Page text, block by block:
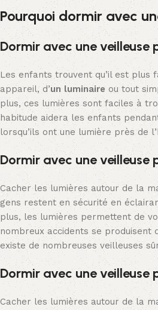
Pourquoi dormir avec
Dormir avec une veilleuse
Les enfants trouvent qu’il est plus
appareil, d’un luminaire ou tout
plus, ces lumières sont faciles à
habitude aidera les enfants
lorsqu’ils ont une lumière près de
Dormir avec une veilleuse
Cacher les lumières autour de la
gens restent en sécurité en
plus, les lumières permettent de
nombreux accidents se produisent
existe de nombreuses veilleuses
Dormir avec une
Cacher les lumières autour de la